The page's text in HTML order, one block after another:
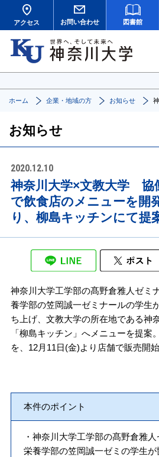
アクセス お問い合わせ 図書館
ホーム 企業・地域の方 お知らせ
お知らせ
2020.12.10
神奈川大学×文教大学 協
で飲食店のメニューを開
り、柳島キッチンにて提
神奈川大学工学部の髙野倉雅人ゼミ
養学部の笠岡誠一ゼミナールの学生
ち上げ、文教大学の所在地である神
「柳島キッチン」へメニューを提案
を、12月11日(金)より店舗で販売開始
本件のポイント
・神奈川大学工学部の髙野倉雅
栄養学部の笠岡誠一ゼミの学生